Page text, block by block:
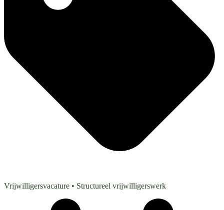
Vrijwilligersvacature • Structureel vrijwilligerswerk